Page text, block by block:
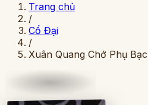
Trang chủ
/
Cổ Đại
/
Xuân Quang Chớ Phụ Bạc